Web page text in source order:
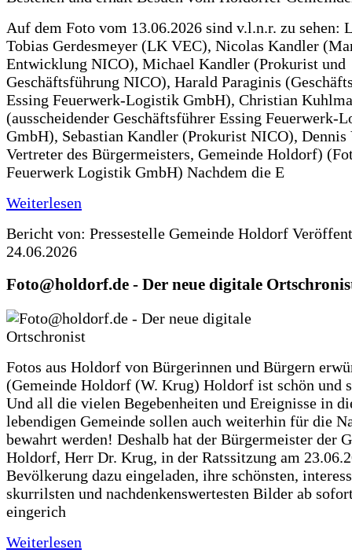
Auf dem Foto vom 13.06.2026 sind v.l.n.r. zu sehen:
Tobias Gerdesmeyer (LK VEC), Nicolas Kandler
Entwicklung NICO), Michael Kandler (Prokurist und
Geschäftsführung NICO), Harald Paraginis
Essing Feuerwerk-Logistik GmbH), Christian
(ausscheidender Geschäftsführer Essing Feuerwerk-
GmbH), Sebastian Kandler (Prokurist NICO),
Vertreter des Bürgermeisters, Gemeinde Holdorf)
Feuerwerk Logistik GmbH) Nachdem die E
Weiterlesen
Bericht von: Pressestelle Gemeinde Holdorf
24.06.2026
Foto@holdorf.de - Der neue digitale
Fotos aus Holdorf von Bürgerinnen und Bürgern
(Gemeinde Holdorf (W. Krug) Holdorf ist schön und
Und all die vielen Begebenheiten und Ereignisse in
lebendigen Gemeinde sollen auch weiterhin für die
bewahrt werden! Deshalb hat der Bürgermeister der
Holdorf, Herr Dr. Krug, in der Ratssitzung am
Bevölkerung dazu eingeladen, ihre schönsten,
skurrilsten und nachdenkenswertesten Bilder ab
eingerich
Weiterlesen